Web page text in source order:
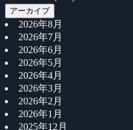
アーカイブ
2026年8月
2026年7月
2026年6月
2026年5月
2026年4月
2026年3月
2026年2月
2026年1月
2025年12月